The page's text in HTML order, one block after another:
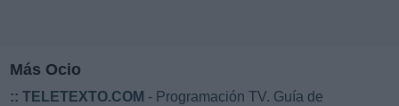
Más Ocio
:: TELETEXTO.COM - Programación TV. Guía de